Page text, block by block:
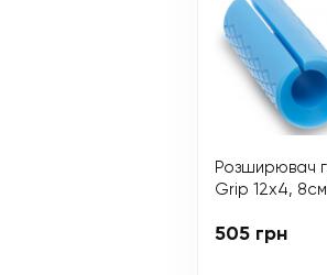
Розширювач
Grip 12х4, 8см
505 грн